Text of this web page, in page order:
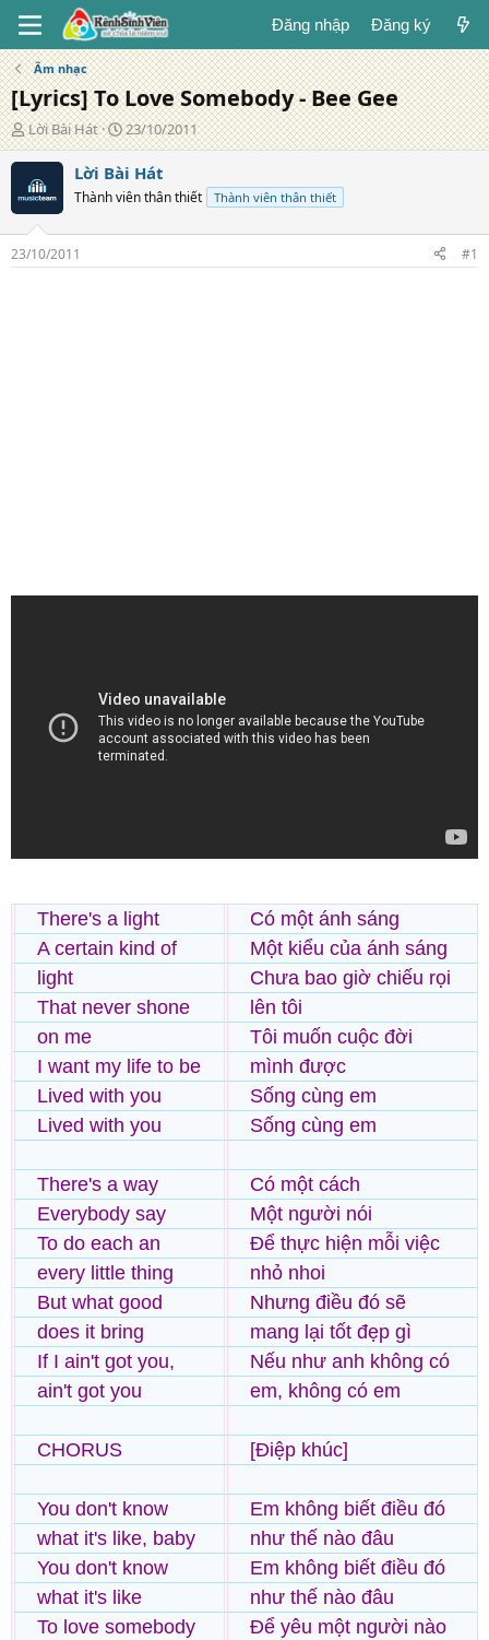
Đăng nhập Đăng ký
Âm nhạc
[Lyrics] To Love Somebody - Bee Gee
T
á
c
g
i
ả
Lời Bài Hát
N
g
à
y
đ
g
23/10/2011
Lời Bài Hát
Thành viên thân thiết Thành viên thân thiết
23/10/2011 #1
There's a light
A certain kind of
light
That never shone
on me
I want my life to be
Lived with you
Lived with you
There's a way
Everybody say
To do each an
every little thing
But what good
does it bring
If I ain't got you,
ain't got you
CHORUS
You don't know
what it's like, baby
You don't know
what it's like
To love somebody
Có một ánh sáng
Một kiểu của ánh sáng
Chưa bao giờ chiếu rọi
lên tôi
Tôi muốn cuộc đời
mình được
Sống cùng em
Sống cùng em
Có một cách
Một người nói
Để thực hiện mỗi việc
nhỏ nhoi
Nhưng điều đó sẽ
mang lại tốt đẹp gì
Nếu như anh không có
em, không có em
[Điệp khúc]
Em không biết điều đó
như thế nào đâu
Em không biết điều đó
như thế nào đâu
Để yêu một người nào